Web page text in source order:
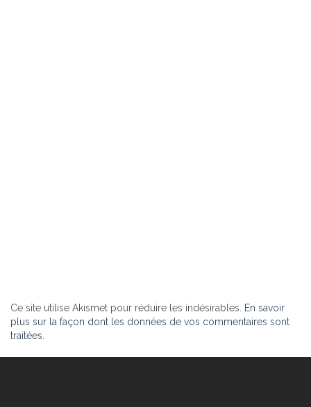
Ce site utilise Akismet pour réduire les indésirables.
En savoir
plus sur la façon dont les données de vos commentaires sont
traitées